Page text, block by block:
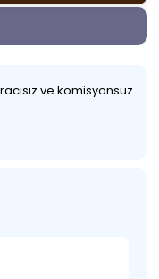
ve komisyonsuz